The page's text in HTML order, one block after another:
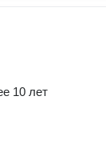
10 лет